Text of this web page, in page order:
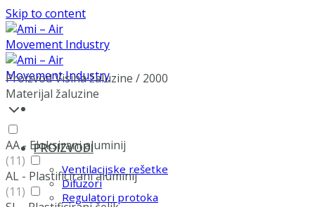
Skip to content
PROIZVODI
Ventilacijske rešetke
Difuzori
Regulatori protoka
Proizvod Visina žaluzine / 2000
Materijal žaluzine
AA - Eloksirani aluminij
(11)
AL - Plastificirani aluminij
(11)